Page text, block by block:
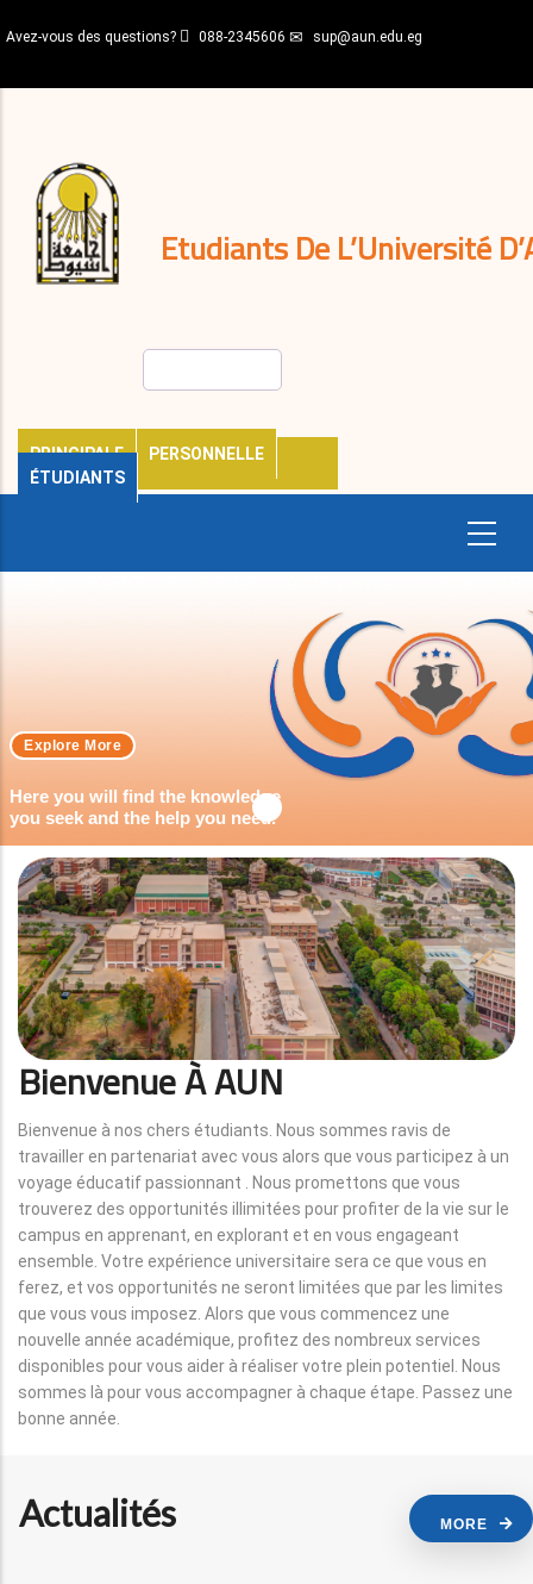
au
principal
Avez-vous des questions? 088-2345606 sup@aun.edu.eg
Etudiants De L’Université
PRINCIPALE
PERSONNELLE
ÉTUDIANTS
décisions
Expatriés
Journal
Here you will find the knowledge
you seek and the help you need.
Explore More
Bienvenue À AUN
Bienvenue à nos chers étudiants. Nous sommes ravis de
travailler en partenariat avec vous alors que vous participez à un
voyage éducatif passionnant . Nous promettons que vous
trouverez des opportunités illimitées pour profiter de la vie sur le
campus en apprenant, en explorant et en vous engageant
ensemble. Votre expérience universitaire sera ce que vous en
ferez, et vos opportunités ne seront limitées que par les limites
que vous vous imposez. Alors que vous commencez une
nouvelle année académique, profitez des nombreux services
disponibles pour vous aider à réaliser votre plein potentiel. Nous
sommes là pour vous accompagner à chaque étape. Passez une
bonne année.
Actualités MORE